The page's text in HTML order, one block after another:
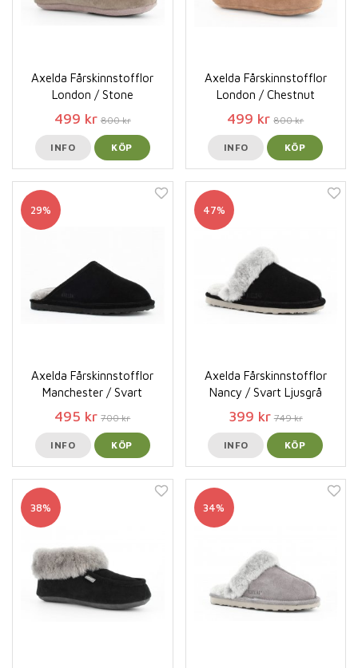
Axelda Fårskinnstofflor
London / Stone
499 kr 800 kr
INFO KÖP
Axelda Fårskinnstofflor
London / Chestnut
499 kr 800 kr
INFO KÖP
29%
Axelda Fårskinnstofflor
Manchester / Svart
495 kr 700 kr
INFO KÖP
47%
Axelda Fårskinnstofflor
Nancy / Svart Ljusgrå
399 kr 749 kr
INFO KÖP
38% 34%